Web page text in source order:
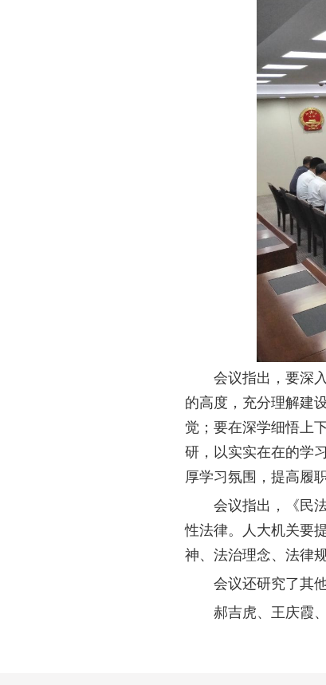
会议指出，要深
的高度，充分理解建
觉；要在深学细悟上
研，以实实在在的学
厚学习氛围，提高履
会议指出，《民
性法律。人大机关要
神、法治理念、法律
会议还研究了其
郝吉虎、王庆霞